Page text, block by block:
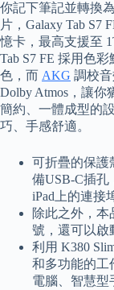
你記下筆記並轉換
片，Galaxy Tab S7
憶卡，最高支援至
Tab S7 FE 採用色
色，而 AKG 調校
Dolby Atmos，讓你
簡約、一體成型的
巧、手感舒適。
可折疊的保護
備USB-C插孔
iPad上的連接
除此之外，本
號，還可以啟
利用 K380
和多功能的工
電腦、智慧型